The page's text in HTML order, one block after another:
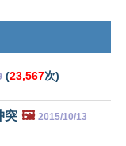
(23,567次)
突 🖼️ 2015/10/13